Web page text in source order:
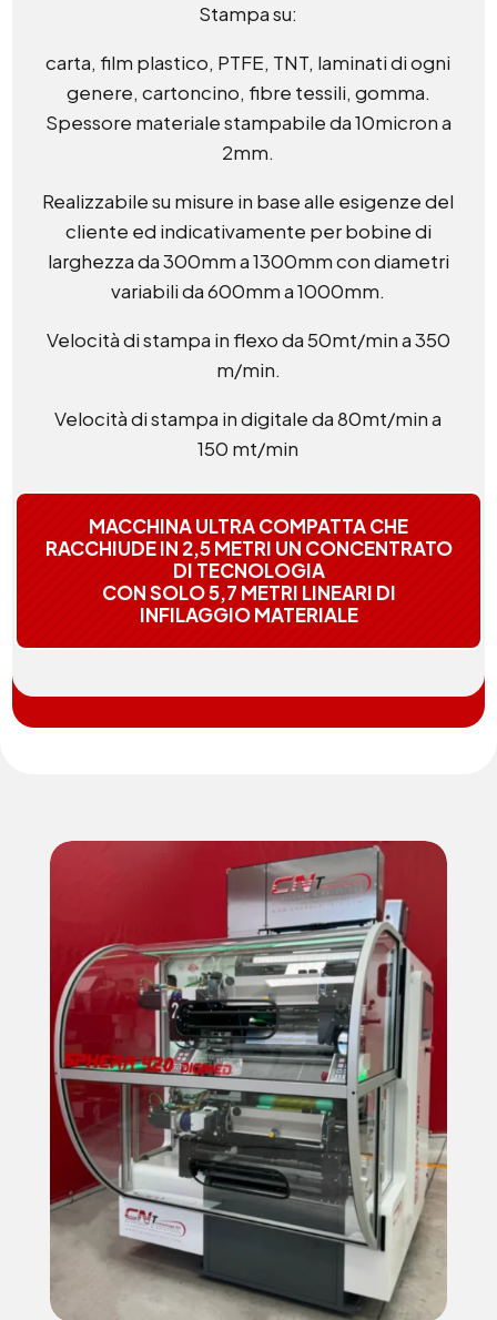
Stampa su:
carta, film plastico, PTFE, TNT, laminati di ogni
genere, cartoncino, fibre tessili, gomma.
Spessore materiale stampabile da 10micron a
2mm.
Realizzabile su misure in base alle esigenze del
cliente ed indicativamente per bobine di
larghezza da 300mm a 1300mm con diametri
variabili da 600mm a 1000mm.
Velocità di stampa in flexo da 50mt/min a 350
m/min.
Velocità di stampa in digitale da 80mt/min a
150 mt/min
MACCHINA ULTRA COMPATTA CHE
RACCHIUDE IN 2,5 METRI UN CONCENTRATO
DI TECNOLOGIA
CON SOLO 5,7 METRI LINEARI DI
INFILAGGIO MATERIALE